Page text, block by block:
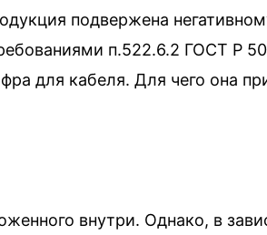
подвержена
п.522.6.2 ГОСТ Р
для кабеля. Для чего она
внутри. Однако, в